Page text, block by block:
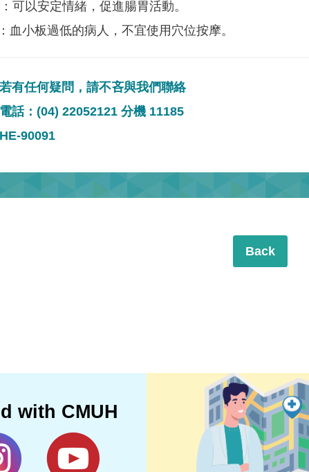
可以安定情緒，促進腸胃活動。
血小板過低的病人，不宜使用穴位按摩。
若有任何疑問，請不吝與我們聯絡
電話：(04) 22052121 分機 11185
HE-90091
Back
with CMUH